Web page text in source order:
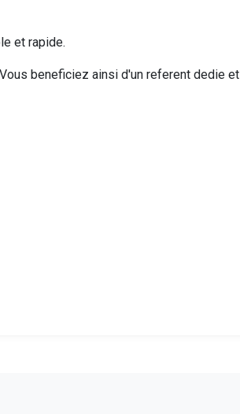
et rapide.
beneficiez ainsi d'un referent dedie et